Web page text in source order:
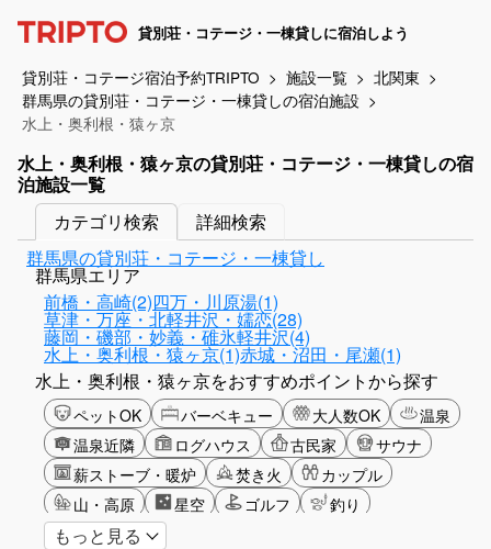
貸別荘・コテージ・一棟貸しに宿泊しよう
貸別荘・コテージ宿泊予約TRIPTO 施設一覧
北関東
群馬県の貸別荘・コテージ・一棟貸しの宿泊施設
水上・奥利根・猿ヶ京
水上・奥利根・猿ヶ京の貸別荘・コテージ・一棟貸しの宿
泊施設一覧
カテゴリ検索
詳細検索
群馬県の貸別荘・コテージ・一棟貸し
群馬県エリア
前橋・高崎(2)四万・川原湯(1)
草津・万座・北軽井沢・嬬恋(28)
藤岡・磯部・妙義・碓氷軽井沢(4)
水上・奥利根・猿ヶ京(1)赤城・沼田・尾瀬(1)
水上・奥利根・猿ヶ京をおすすめポイントから探す
ペットOK バーベキュー 大人数OK
温泉
温泉近隣
ログハウス 古民家
サウナ
薪ストーブ・暖炉
焚き火
カップル
山・高原
星空 ゴルフ
釣り
アクティビティ
もっと見る